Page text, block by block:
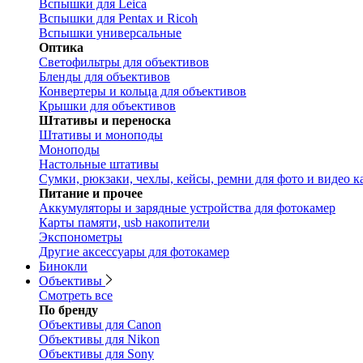
Вспышки для Leica
Вспышки для Pentax и Ricoh
Вспышки универсальные
Оптика
Светофильтры для объективов
Бленды для объективов
Конвертеры и кольца для объективов
Крышки для объективов
Штативы и переноска
Штативы и моноподы
Моноподы
Настольные штативы
Сумки, рюкзаки, чехлы, кейсы, ремни для фото и видео
Питание и прочее
Аккумуляторы и зарядные устройства для фотокамер
Карты памяти, usb накопители
Экспонометры
Другие аксессуары для фотокамер
Бинокли
Объективы
Смотреть все
По бренду
Объективы для Canon
Объективы для Nikon
Объективы для Sony